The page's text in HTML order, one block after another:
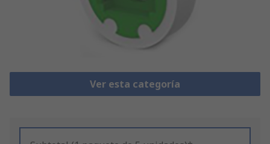
Ver esta categoría